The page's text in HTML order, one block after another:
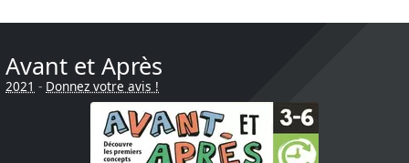
Avant et Après
2021 - Donnez votre avis !